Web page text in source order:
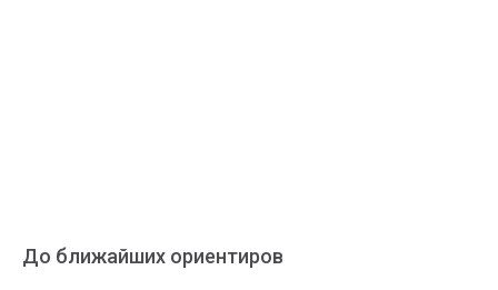
До ближайших ориентиров